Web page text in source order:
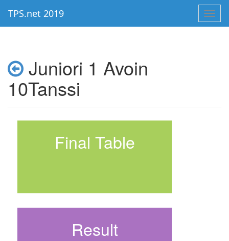
TPS.net 2019
Juniori 1 Avoin
10Tanssi
Final Table
Result